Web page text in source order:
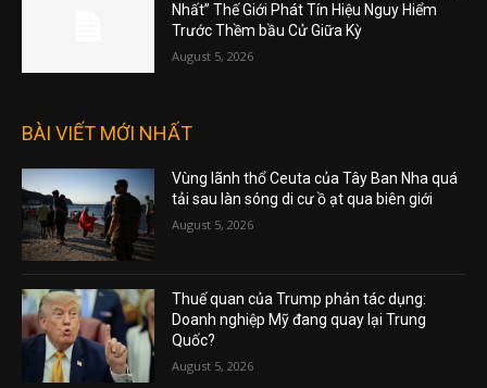
Nhất” Thế Giới Phát Tín Hiệu Nguy Hiểm
Trước Thềm bầu Cử Giữa Kỳ
August 5, 2026
BÀI VIẾT MỚI NHẤT
Vùng lãnh thổ Ceuta của Tây Ban Nha quá
tải sau làn sóng di cư ồ ạt qua biên giới
August 5, 2026
Thuế quan của Trump phản tác dụng:
Doanh nghiệp Mỹ đang quay lại Trung
Quốc?
August 5, 2026